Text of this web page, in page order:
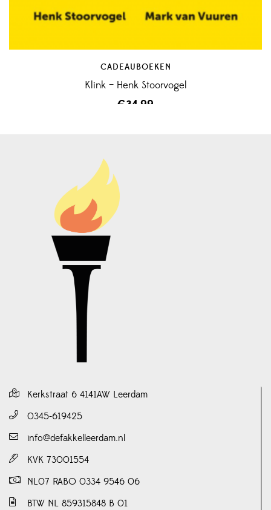
CADEAUBOEKEN
Klink – Henk Stoorvogel
€34,99
Kerkstraat 6 4141AW Leerdam
0345-619425
info@defakkelleerdam.nl
KVK 73001554
NL07 RABO 0334 9546 06
BTW NL 859315848 B 01